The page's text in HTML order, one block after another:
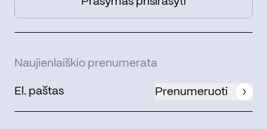
Naujienlaiškio prenumerata
Prenumeruoti